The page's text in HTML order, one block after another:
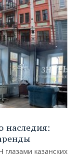
наследия:
казанских